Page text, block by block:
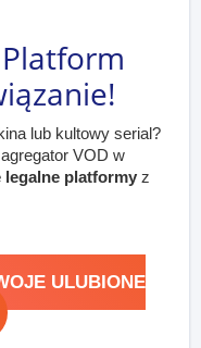
lub kultowy serial?
VOD w
legalne platformy z
ULUBIONE